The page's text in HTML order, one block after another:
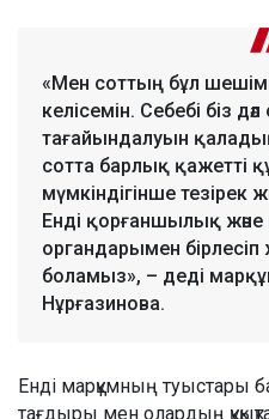
«Мен соттың бұл
келісемін. Себебі біз
тағайындалуын
сотта барлық қажетті
мүмкіндігінше тезірек
Енді қорғаншылық
органдарымен бірлесіп
боламыз», – деді
Нұрғазинова.
Енді марқұмның туыстары
тағдыры мен олардың